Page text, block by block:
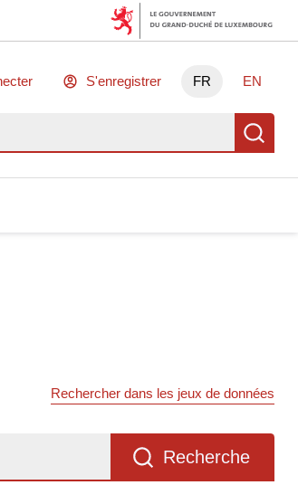
S'enregistrer FR EN
Rechercher dans les jeux de données
Recherche